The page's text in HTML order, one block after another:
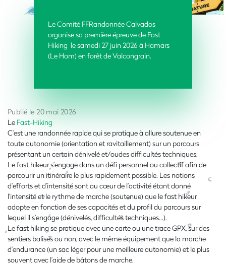
Le Comité FFRandonnée Calvados
organise sa première épreuve de Fast
Hiking le samedi 27 juin 2026 à Hamars
(Le Hom) en forêt de Valcongrain.
Publié le 20 mai 2026
Le Fast-Hiking
C’est une randonnée rapide qui se pratique à allure soutenue en
toute autonomie (orientation et ravitaillement) sur un parcours
présentant un certain dénivelé et/oudes difficultés techniques.
Le fast hikeur s’engage dans un défi personnel ou collectif afin de
parcourir un itinéraire le plus rapidement possible. Les notions
d’efforts et d’intensité sont au cœur de l’activité étant donné
l’intensité et le rythme de marche (soutenue) que le fast hikeur
adopte en fonction de ses capacités et du profil du parcours sur
lequel il s’engage (dénivelés, difficultés techniques…).
Le fast hiking se pratique avec une carte ou une trace GPX, sur des
sentiers balisés ou non, avec le même équipement que la marche
d’endurance (un sac léger pour une meilleure autonomie) et le plus
souvent avec l’aide de bâtons de marche.